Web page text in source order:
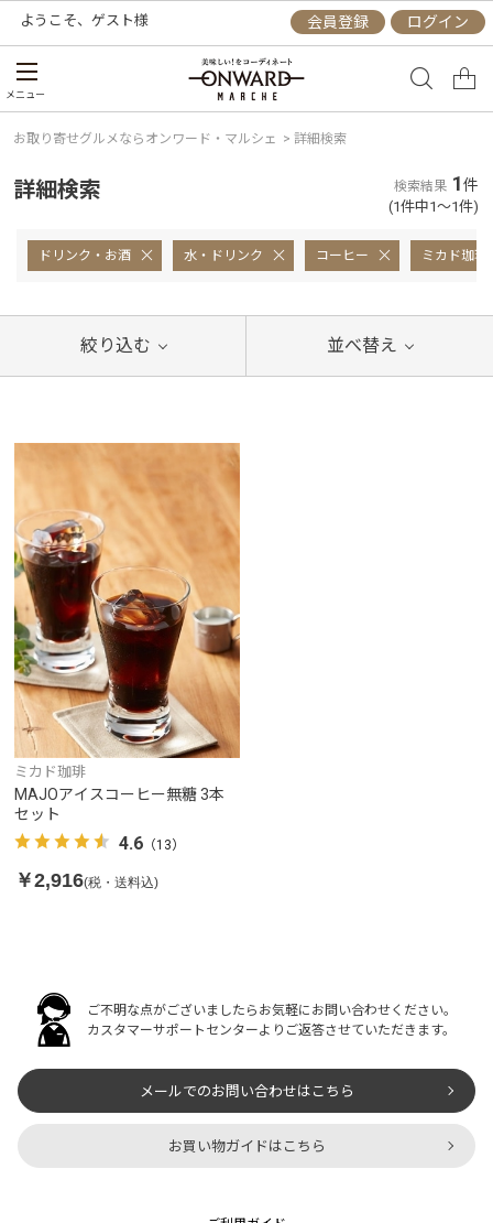
ようこそ、 ゲスト様 会員登録 ログイン
メニュー
お取り寄せグルメならオンワード・マルシェ > 詳細検索
詳細検索 検索結果 1件
(1件中1～1件)
ドリンク・お酒 水・ドリンク コーヒー ミカド珈琲
絞り込む 並べ替え
ミカド珈琲
MAJOアイスコーヒー無糖 3本
セット
4.6 （13）
￥2,916(税・送料込)
ご不明な点がございましたらお気軽にお問い合わせください。
カスタマーサポートセンターよりご返答させていただきます。
メールでのお問い合わせはこちら
お買い物ガイドはこちら